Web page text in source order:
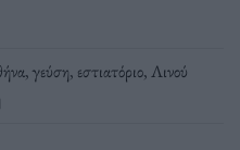
,γεύση, εστιατόριο,Λινού